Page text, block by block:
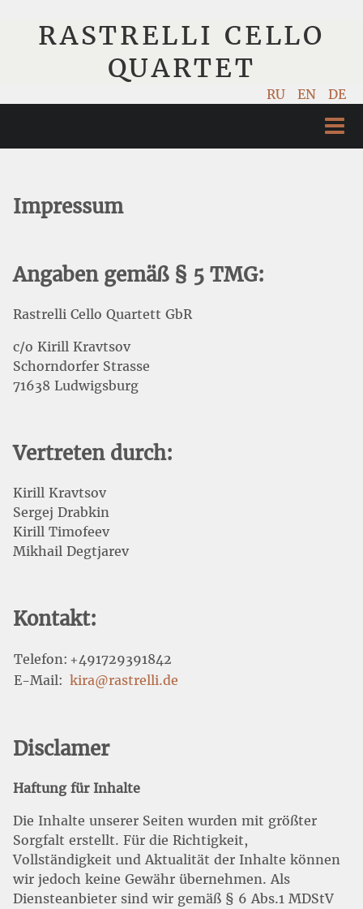
RASTRELLI CELLO
QUARTET
RU EN DE
КОНЦЕРТЫ
МУЗЫКА
ФОТО
ВИДЕО
МАГАЗИН
Impressum
Angaben gemäß § 5 TMG:
Rastrelli Cello Quartett GbR
c/o Kirill Kravtsov
Schorndorfer Strasse
71638 Ludwigsburg
Vertreten durch:
Kirill Kravtsov
Sergej Drabkin
Kirill Timofeev
Mikhail Degtjarev
Kontakt:
Telefon: +491729391842
E-Mail: kira@rastrelli.de
Disclamer
Haftung für Inhalte
Die Inhalte unserer Seiten wurden mit größter
Sorgfalt erstellt. Für die Richtigkeit,
Vollständigkeit und Aktualität der Inhalte können
wir jedoch keine Gewähr übernehmen. Als
Diensteanbieter sind wir gemäß § 6 Abs.1 MDStV